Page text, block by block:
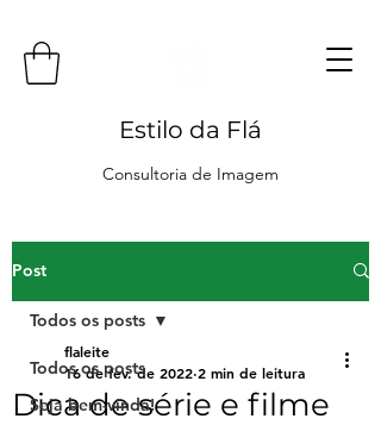
Estilo da Flá
Consultoria de Imagem
Post
Todos os posts
Seja bem-vinda!
Todos os posts
Dica de série e filme
flaleite
16 de fev. de 2022 2 min de leitura